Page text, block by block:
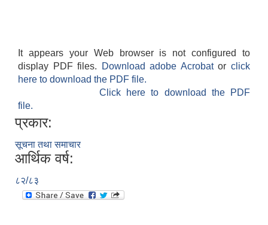
It appears your Web browser is not configured to
display PDF files.
Download adobe Acrobatorclick
here to download the PDF file.
Click here to download the PDF
file.
प्रकार:
सूचना तथा समाचार
आर्थिक वर्ष:
८२/८३